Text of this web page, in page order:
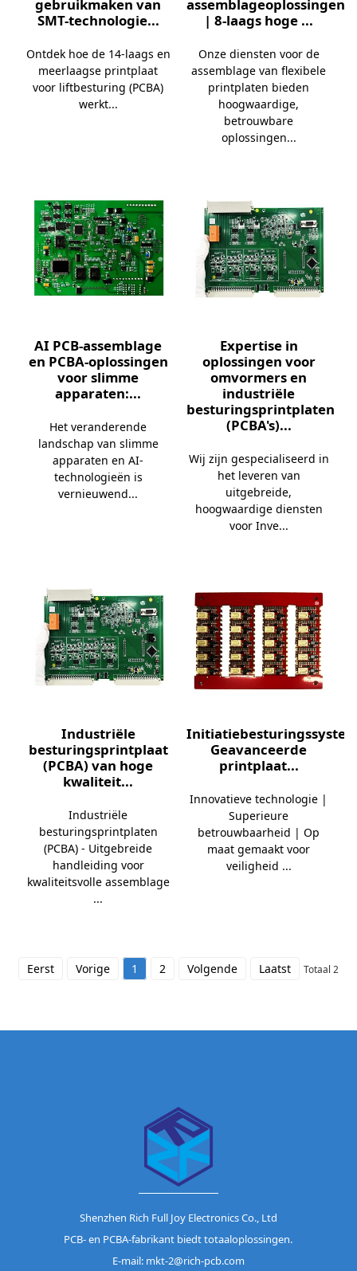
gebruikmaken van
SMT-technologie...
Ontdek hoe de 14-laags en
meerlaagse printplaat
voor liftbesturing (PCBA)
werkt...
assemblageoplossingen
| 8-laags hoge ...
Onze diensten voor de
assemblage van flexibele
printplaten bieden
hoogwaardige,
betrouwbare
oplossingen...
AI PCB-assemblage
en PCBA-oplossingen
voor slimme
apparaten:...
Het veranderende
landschap van slimme
apparaten en AI-
technologieën is
vernieuwend...
Expertise in
oplossingen voor
omvormers en
industriële
besturingsprintplaten
(PCBA's)...
Wij zijn gespecialiseerd in
het leveren van
uitgebreide,
hoogwaardige diensten
voor Inve...
Industriële
besturingsprintplaat
(PCBA) van hoge
kwaliteit...
Industriële
besturingsprintplaten
(PCBA) - Uitgebreide
handleiding voor
kwaliteitsvolle assemblage
...
Geavanceerde
printplaat...
Innovatieve technologie |
Superieure
betrouwbaarheid | Op
maat gemaakt voor
veiligheid ...
Eerst Vorige 1 2 Volgende Laatst Totaal 2
Shenzhen Rich Full Joy Electronics Co., Ltd
PCB- en PCBA-fabrikant biedt totaaloplossingen.
E-mail: mkt-2@rich-pcb.com